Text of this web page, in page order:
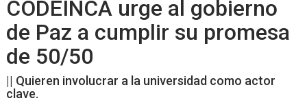
CODEINCA urge al gobierno
de Paz a cumplir su promesa
de 50/50
|| Quieren involucrar a la universidad como actor
clave.